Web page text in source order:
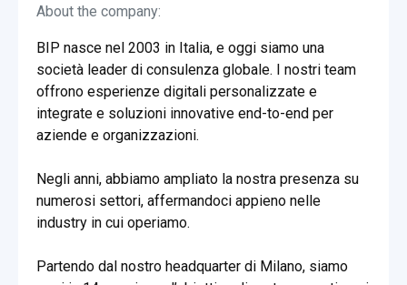
About the company:
BIP nasce nel 2003 in Italia, e oggi siamo una
società leader di consulenza globale. I nostri team
offrono esperienze digitali personalizzate e
integrate e soluzioni innovative end-to-end per
aziende e organizzazioni.
Negli anni, abbiamo ampliato la nostra presenza su
numerosi settori, affermandoci appieno nelle
industry in cui operiamo.
Partendo dal nostro headquarter di Milano, siamo